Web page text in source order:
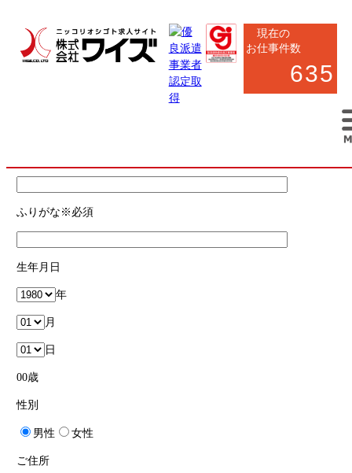
現在の
お仕事件数
635
ふりがな ※必須
生年月日
年
月
日
00歳
性別
男性 女性
ご住所